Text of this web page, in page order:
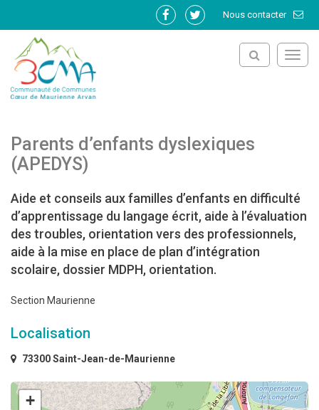
Nous contacter
Lien
Lien
Parents d’enfants dyslexiques
(APEDYS)
Aide et conseils aux familles d’enfants en difficulté
d’apprentissage du langage écrit, aide à l’évaluation
des troubles, orientation vers des professionnels,
aide à la mise en place de plan d’intégration
scolaire, dossier MDPH, orientation.
Section Maurienne
Localisation
73300 Saint-Jean-de-Maurienne
+